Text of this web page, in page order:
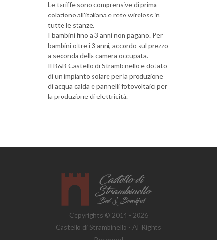
Le tariffe sono comprensive di prima
colazione all'italiana e rete wireless in
tutte le stanze.
I bambini fino a 3 anni non pagano. Per
bambini oltre i 3 anni, accordo sul prezzo
a seconda della camera occupata.
Il B&B Castello di Strambinello è dotato
di un impianto solare per la produzione
di acqua calda e pannelli fotovoltaici per
la produzione di elettricità.
Copyrights © 2014 - 2026
Castello di Strambinello - All Rights